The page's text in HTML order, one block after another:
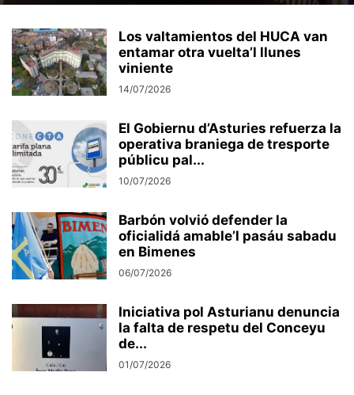
Los valtamientos del HUCA van
entamar otra vuelta’l llunes
viniente
14/07/2026
El Gobiernu d’Asturies refuerza la
operativa braniega de tresporte
públicu pal...
10/07/2026
Barbón volvió defender la
oficialidá amable’l pasáu sabadu
en Bimenes
06/07/2026
Iniciativa pol Asturianu denuncia
la falta de respetu del Conceyu
de...
01/07/2026